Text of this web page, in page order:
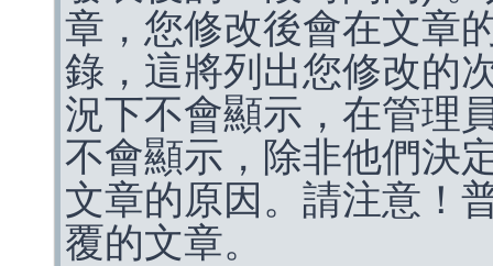
章，您修改後會在文章
錄，這將列出您修改的
況下不會顯示，在管理
不會顯示，除非他們決
文章的原因。請注意！
覆的文章。